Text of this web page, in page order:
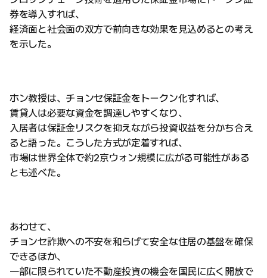
券を導入すれば、
経済面と社会面の双方で前向きな効果を見込めるとの考え
を示した。
ホン教授は、チョンセ保証金をトークン化すれば、
賃貸人は必要な資金を調達しやすくなり、
入居者は保証金リスクを抑えながら投資収益を分かち合え
ると語った。こうした方式が定着すれば、
市場は世界全体で約2京ウォン規模に広がる可能性がある
とも述べた。
あわせて、
チョンセ詐欺への不安を和らげて安全な住居の基盤を確保
できるほか、
一部に限られていた不動産投資の機会を国民に広く開放で